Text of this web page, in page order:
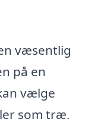
væsentlig
på en
vælge
som træ,